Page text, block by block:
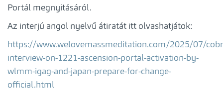
Portál megnyitásáról.
Az interjú angol nyelvű átiratát itt olvashatjátok:
https://www.welovemassmeditation.com/2025/07/
interview-on-1221-ascension-portal-activation-by-
wlmm-igag-and-japan-prepare-for-change-
official.html